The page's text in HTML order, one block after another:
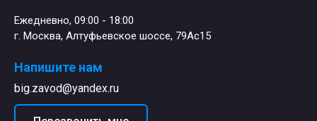
Ежедневно, 09:00 - 18:00
г. Москва, Алтуфьевское шоссе, 79Ас15
Напишите нам
big.zavod@yandex.ru